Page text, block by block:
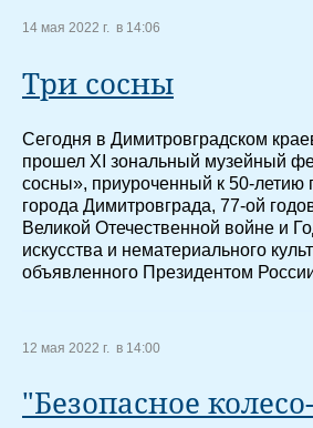
14 мая 2022 г. в 14:06
Три сосны
Сегодня в Димитровградском
прошел ХI зональный музейный
сосны», приуроченный к 50-летию
города Димитровграда, 77-ой
Великой Отечественной войне и
искусства и нематериального
объявленного Президентом
12 мая 2022 г. в 14:00
"Безопасное